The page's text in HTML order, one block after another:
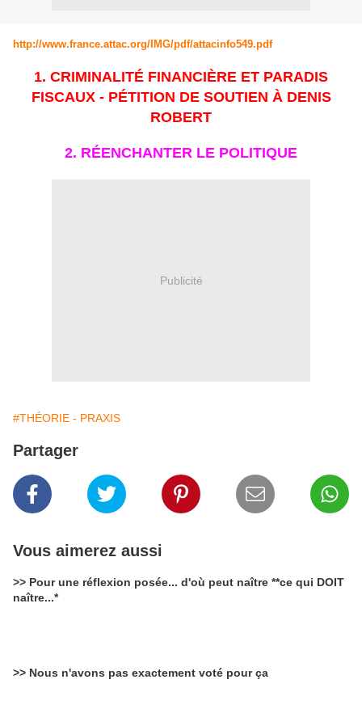
http://www.france.attac.org/IMG/pdf/attacinfo549.pdf
1. CRIMINALITÉ FINANCIÈRE ET PARADIS
FISCAUX - PÉTITION DE SOUTIEN À DENIS
ROBERT
2. RÉENCHANTER LE POLITIQUE
Publicité
#THÉORIE - PRAXIS
Partager
Vous aimerez aussi
>> Pour une réflexion posée... d'où peut naître **ce qui DOIT
naître...*
>> Nous n'avons pas exactement voté pour ça